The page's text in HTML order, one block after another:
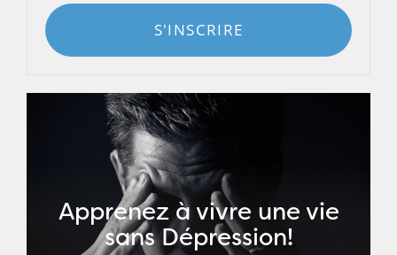
S'INSCRIRE
Apprenez à vivre une vie
sans Dépression!